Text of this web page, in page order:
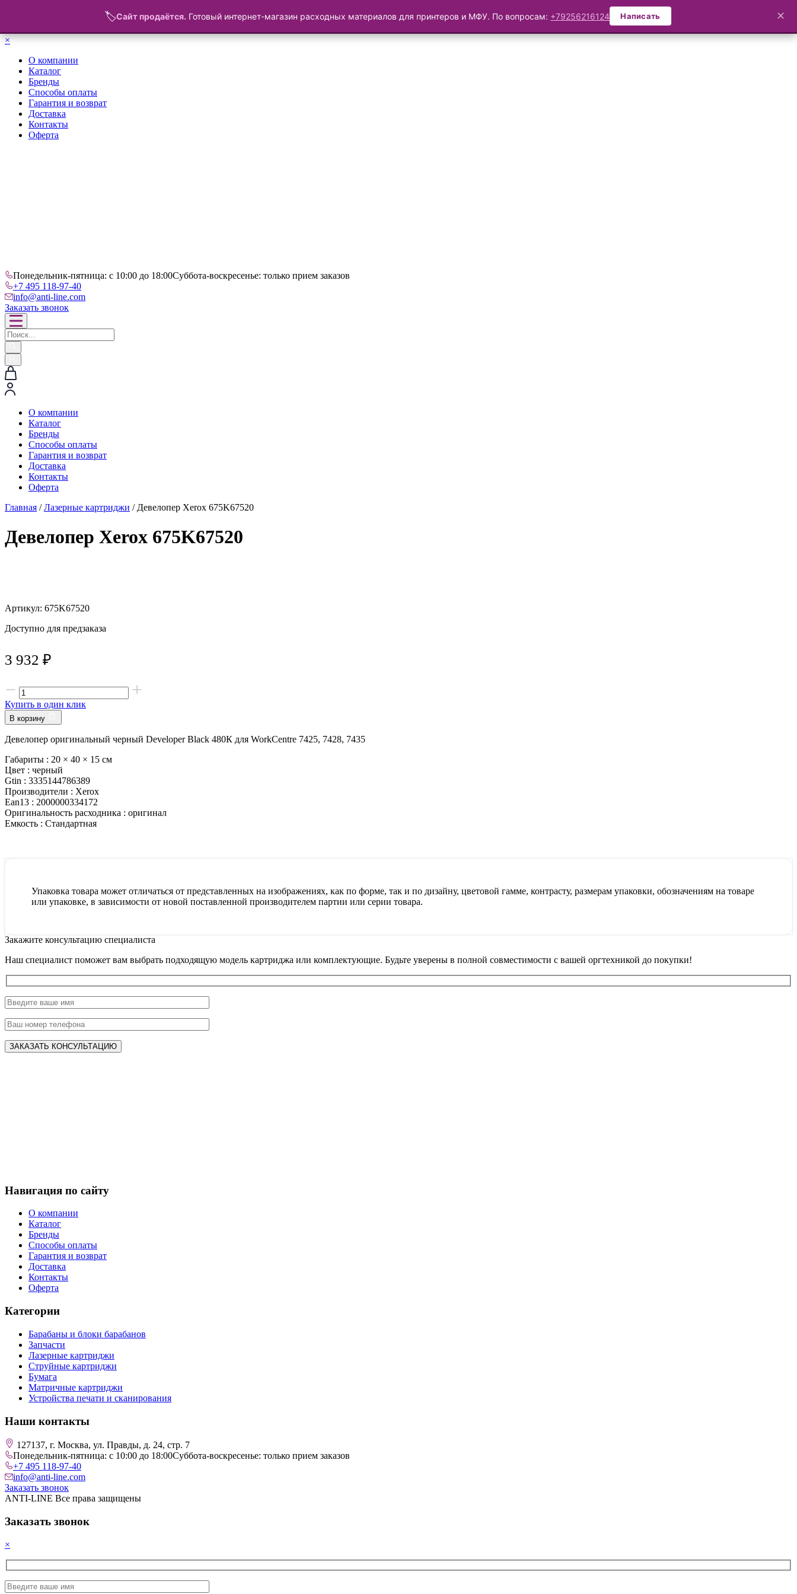
×
О компании
Каталог
Бренды
Способы оплаты
Гарантия и возврат
Доставка
Контакты
Оферта
Понедельник-пятница: с 10:00 до 18:00Суббота-воскресенье: только прием заказов
+7 495 118-97-40
info@anti-line.com
Заказать звонок
О компании
Каталог
Бренды
Способы оплаты
Гарантия и возврат
Доставка
Контакты
Оферта
Главная /Лазерные картриджи / Девелопер Xerox 675K67520
Девелопер Xerox 675K67520
Артикул: 675K67520
Доступно для предзаказа
3 932 ₽
Купить в один клик
В корзину
Девелопер оригинальный черный Developer Black 480К для WorkCentre 7425, 7428, 7435
Габариты : 20 × 40 × 15 см
Цвет : черный
Gtin : 3335144786389
Производители : Xerox
Ean13 : 2000000334172
Оригинальность расходника : оригинал
Емкость : Стандартная
Упаковка товара может отличаться от представленных на изображениях, как по форме, так и по дизайну, цветовой гамме, контрасту, размерам упаковки, обозначениям на товаре
или упаковке, в зависимости от новой поставленной производителем партии или серии товара.
Закажите консультацию специалиста
Наш специалист поможет вам выбрать подходящую модель картриджа или комплектующие. Будьте уверены в полной совместимости с вашей оргтехникой до покупки!
Навигация по сайту
О компании
Каталог
Бренды
Способы оплаты
Гарантия и возврат
Доставка
Контакты
Оферта
Категории
Барабаны и блоки барабанов
Запчасти
Лазерные картриджи
Струйные картриджи
Бумага
Матричные картриджи
Устройства печати и сканирования
Наши контакты
127137, г. Москва, ул. Правды, д. 24, стр. 7
Понедельник-пятница: с 10:00 до 18:00Суббота-воскресенье: только прием заказов
+7 495 118-97-40
info@anti-line.com
Заказать звонок
ANTI-LINE Все права защищены
Заказать звонок
×
🏷️Сайт продаётся. Готовый интернет-магазин расходных материалов для принтеров и МФУ. По вопросам: +79256216124 Написать ✕